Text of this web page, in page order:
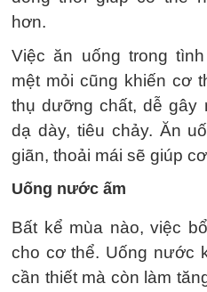
hơn.
Việc ăn uống trong
mệt mỏi cũng khiến cơ
thụ dưỡng chất, dễ gây
dạ dày, tiêu chảy. Ăn
giãn, thoải mái sẽ giúp
Uống nước ấm
Bất kể mùa nào, việc
cho cơ thể. Uống nước
cần thiết mà còn làm